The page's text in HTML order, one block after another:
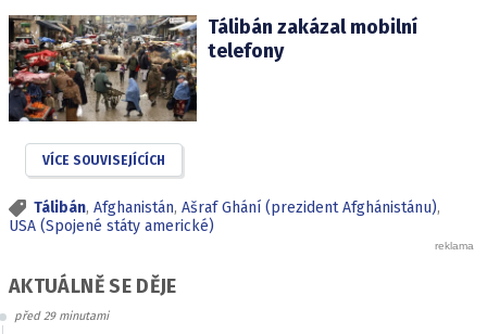
Tálibán zakázal mobilní
telefony
VÍCE SOUVISEJÍCÍCH
Tálibán, Afghanistán, Ašraf Ghání (prezident Afghánistánu),
USA (Spojené státy americké)
AKTUÁLNĚ SE DĚJE
před 29 minutami